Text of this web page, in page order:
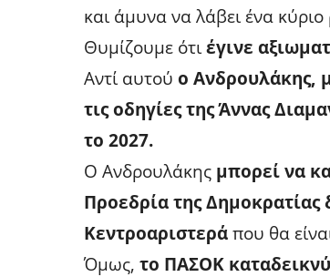
και άμυνα να λάβει ένα
Θυμίζουμε ότιέγινε
Αντί αυτού ο Ανδρουλάκης,
τις οδηγίες της Άννας
το 2027.
Ο Ανδρουλάκης μπορεί να
Προεδρία της
Κεντροαριστεράπου θα
Όμως, το ΠΑΣΟΚ